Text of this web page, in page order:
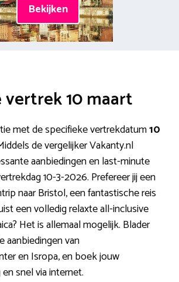
Bekijken
10 maart
met de specifieke vertrekdatum10
de vergelijker Vakanty.nl
aanbiedingen en last-minute
10-3-2026. Prefereer jij een
naar Bristol, een fantastische reis
een volledig relaxte all-inclusive
Het is allemaal mogelijk. Blader
aanbiedingen van
en Isropa, en boek jouw
snel via internet.